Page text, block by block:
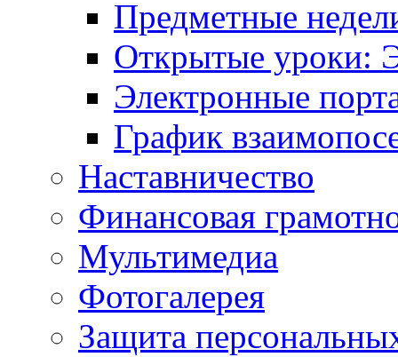
Предметные
Открытые уроки:
Электронные
График
Наставничество
Финансовая
Мультимедиа
Фотогалерея
Защита